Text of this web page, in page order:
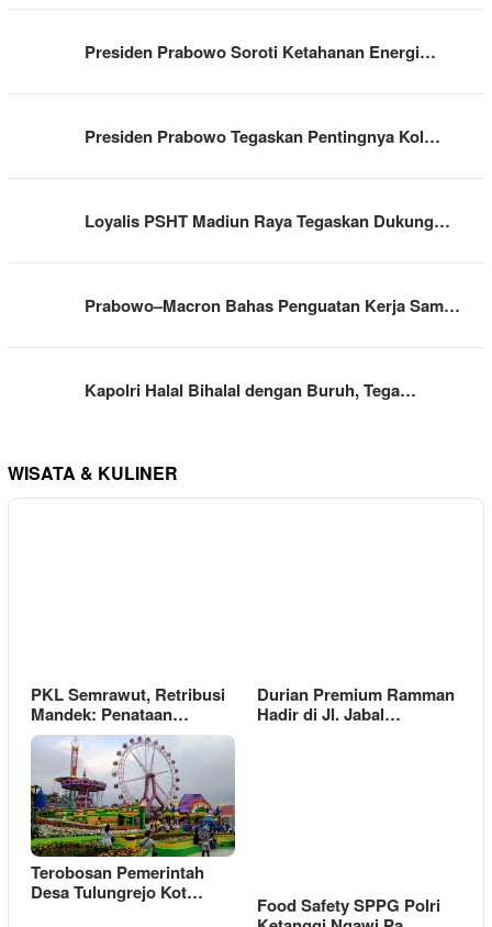
Presiden Prabowo Soroti Ketahanan Energi…
Presiden Prabowo Tegaskan Pentingnya Kol…
Loyalis PSHT Madiun Raya Tegaskan Dukung…
Prabowo–Macron Bahas Penguatan Kerja Sam…
Kapolri Halal Bihalal dengan Buruh, Tega…
WISATA & KULINER
PKL Semrawut, Retribusi
Mandek: Penataan…
Durian Premium Ramman
Hadir di Jl. Jabal…
Terobosan Pemerintah
Desa Tulungrejo Kot…
Food Safety SPPG Polri